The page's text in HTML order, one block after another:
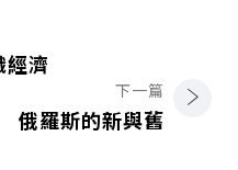
經濟
下一篇
俄羅斯的新與舊